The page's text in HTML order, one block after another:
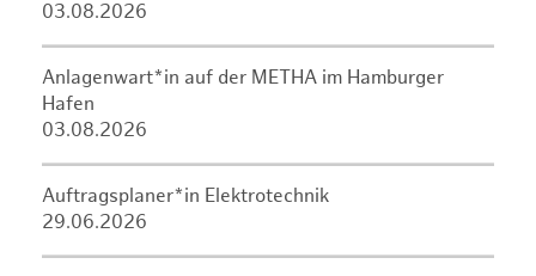
03.08.2026
Anlagenwart*in auf der METHA im Hamburger
Hafen
03.08.2026
Auftragsplaner*in Elektrotechnik
29.06.2026